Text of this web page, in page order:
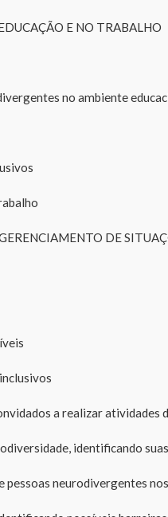
E NO TRABALHO
no ambiente
DE
a realizar atividades
identificando
pessoas neurodivergentes